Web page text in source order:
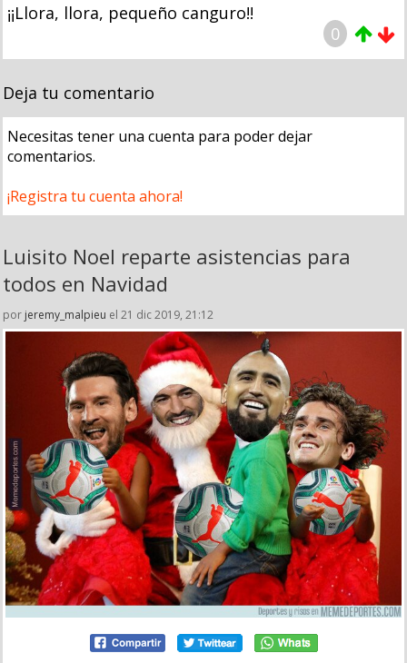
¡¡Llora, llora, pequeño canguro!!
0
Deja tu comentario
Necesitas tener una cuenta para poder dejar
comentarios.
¡Registra tu cuenta ahora!
Luisito Noel reparte asistencias para
todos en Navidad
por jeremy_malpieu el 21 dic 2019, 21:12